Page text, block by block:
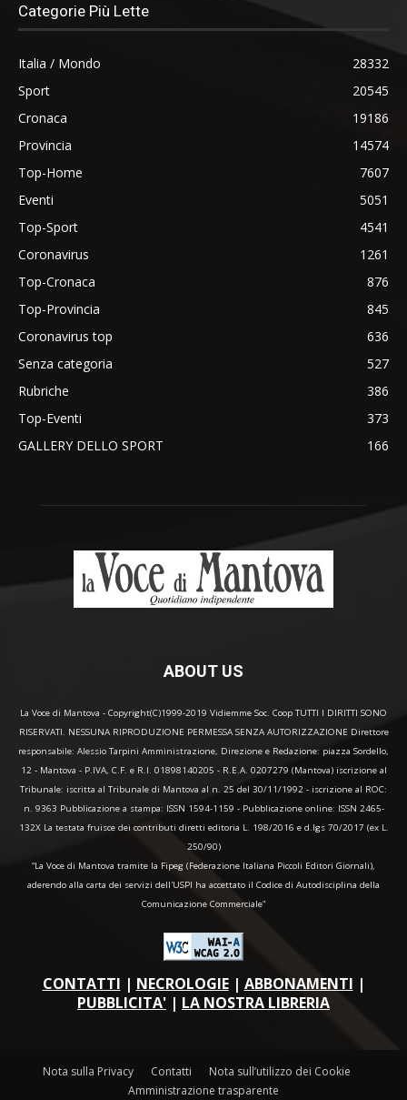
Categorie Più Lette
Italia / Mondo
28332
Sport
20545
Cronaca
19186
Provincia
14574
Top-Home
7607
Eventi
5051
Top-Sport
4541
Coronavirus
1261
Top-Cronaca
876
Top-Provincia
845
Coronavirus top
636
Senza categoria
527
Rubriche
386
Top-Eventi
373
GALLERY DELLO SPORT
166
ABOUT US
La Voce di Mantova - Copyright(C)1999-2019 Vidiemme Soc. Coop TUTTI I DIRITTI SONO
RISERVATI. NESSUNA RIPRODUZIONE PERMESSA SENZA AUTORIZZAZIONE Direttore
responsabile: Alessio Tarpini Amministrazione, Direzione e Redazione: piazza Sordello,
12 - Mantova - P.IVA, C.F. e R.I. 01898140205 - R.E.A. 0207279 (Mantova) iscrizione al
Tribunale: iscritta al Tribunale di Mantova al n. 25 del 30/11/1992 - iscrizione al ROC:
n. 9363 Pubblicazione a stampa: ISSN 1594-1159 - Pubblicazione online: ISSN 2465-
132X La testata fruisce dei contributi diretti editoria L. 198/2016 e d.lgs 70/2017 (ex L.
250/90)
“La Voce di Mantova tramite la Fipeg (Federazione Italiana Piccoli Editori Giornali),
aderendo alla carta dei servizi dell'USPI ha accettato il Codice di Autodisciplina della
Comunicazione Commerciale"
CONTATTI | NECROLOGIE| ABBONAMENTI |
PUBBLICITA' | LA NOSTRA LIBRERIA
Nota sulla Privacy Contatti
Nota sull’utilizzo dei Cookie
Amministrazione trasparente